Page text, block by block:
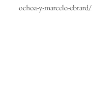
ochoa-y-marcelo-ebrard/